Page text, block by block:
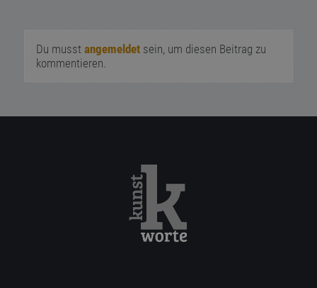
Du musst angemeldetsein, um diesen Beitrag zu
kommentieren.